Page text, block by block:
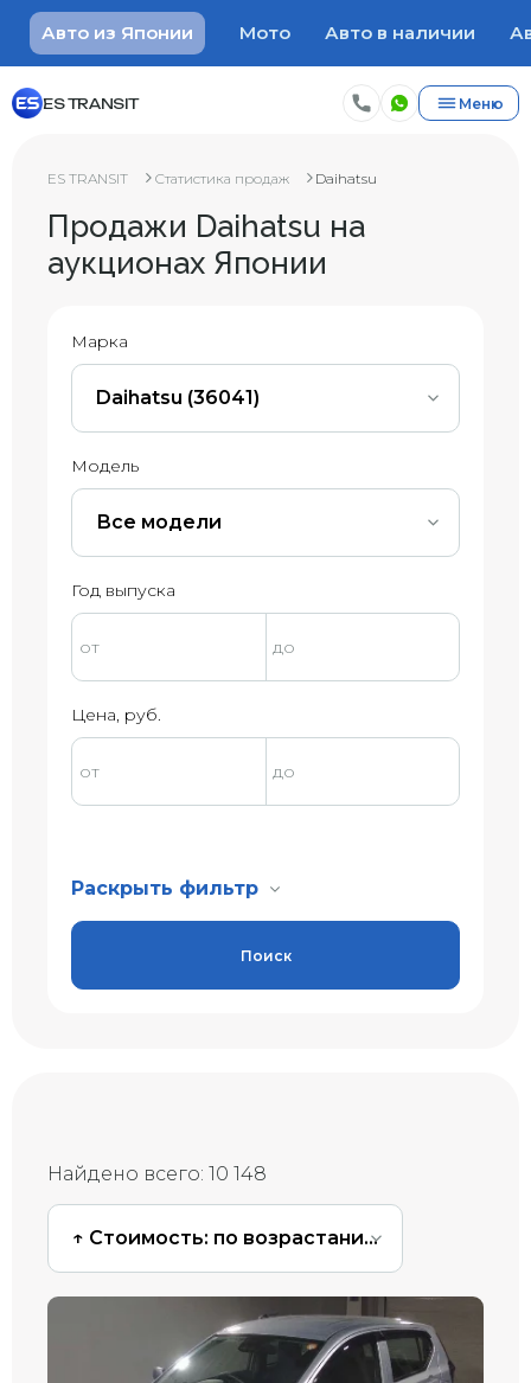
Авто из Японии Мото Авто в наличии
ES TRANSIT Меню
ES TRANSIT Статистика продаж Daihatsu
Продажи Daihatsu на
аукционах Японии
Марка
Daihatsu (36041)
Модель
Все модели
Год выпуска
Цена, руб.
Раскрыть фильтр
Поиск
Найдено всего: 10 148
↑ Стоимость: по возрастанию